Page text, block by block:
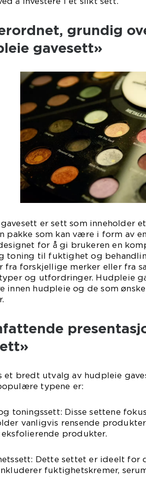
grundig
gavesett»
er sett som inneholder
pakke som kan være i form av
for å gi brukeren en
toning til fuktighet og
fra forskjellige merker eller fra
og utfordringer. Hudpleie
innen hudpleie og de som
et bredt utvalg av hudpleie
typene er:
toningssett: Disse settene
vanligvis rensende
produkter.
Dette settet er ideelt for
fuktighetskremer,